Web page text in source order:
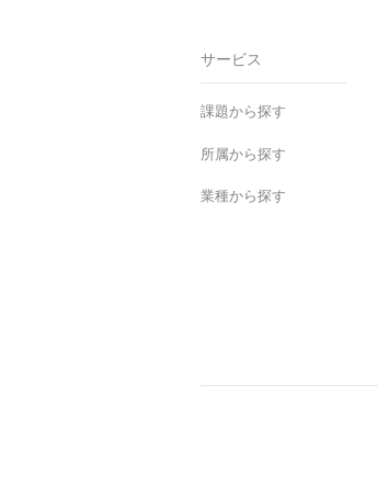
サービス
課題から探す
所属から探す
業種から探す